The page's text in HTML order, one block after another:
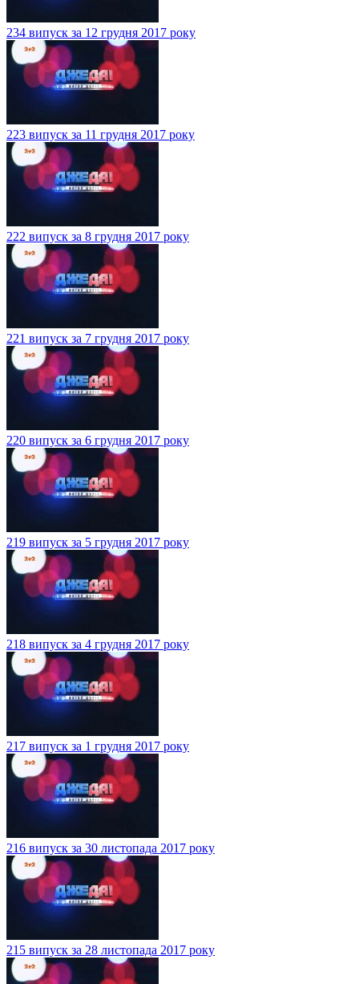
234 випуск за 12 грудня 2017 року
223 випуск за 11 грудня 2017 року
222 випуск за 8 грудня 2017 року
221 випуск за 7 грудня 2017 року
220 випуск за 6 грудня 2017 року
219 випуск за 5 грудня 2017 року
218 випуск за 4 грудня 2017 року
217 випуск за 1 грудня 2017 року
216 випуск за 30 листопада 2017 року
215 випуск за 28 листопада 2017 року